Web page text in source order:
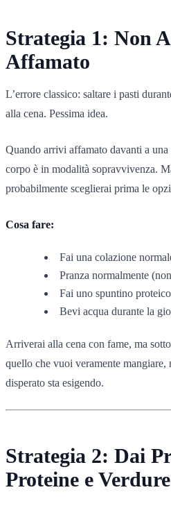
Strategia 1: Non
Affamato
L’errore classico: saltare i pasti
alla cena. Pessima idea.
Quando arrivi affamato davanti a
corpo è in modalità sopravvivenza.
probabilmente sceglierai prima le
Cosa fare:
Fai una colazione
Pranza normalmente
Fai uno spuntino
Bevi acqua durante la
Arriverai alla cena con fame, ma
quello che vuoi veramente
disperato sta esigendo.
Strategia 2: Dai
Proteine e Verdure